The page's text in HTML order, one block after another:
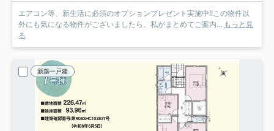
エアコン等、新生活に必須のオプションプレゼント実施中!!この物件以
外にも気になる物件がございましたら、私がまとめてご案内... もっと見
る
新築一戸建